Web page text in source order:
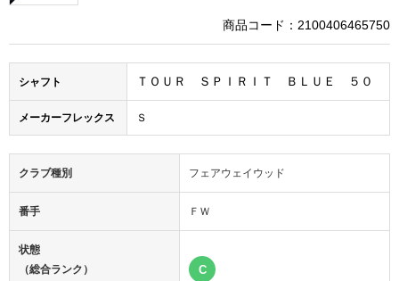
商品コード：2100406465750
シャフト ＴＯＵＲ ＳＰＩＲＩＴ ＢＬＵＥ ５０
メーカーフレックス Ｓ
クラブ種別 フェアウェイウッド
番手 ＦＷ
状態
（総合ランク）
C